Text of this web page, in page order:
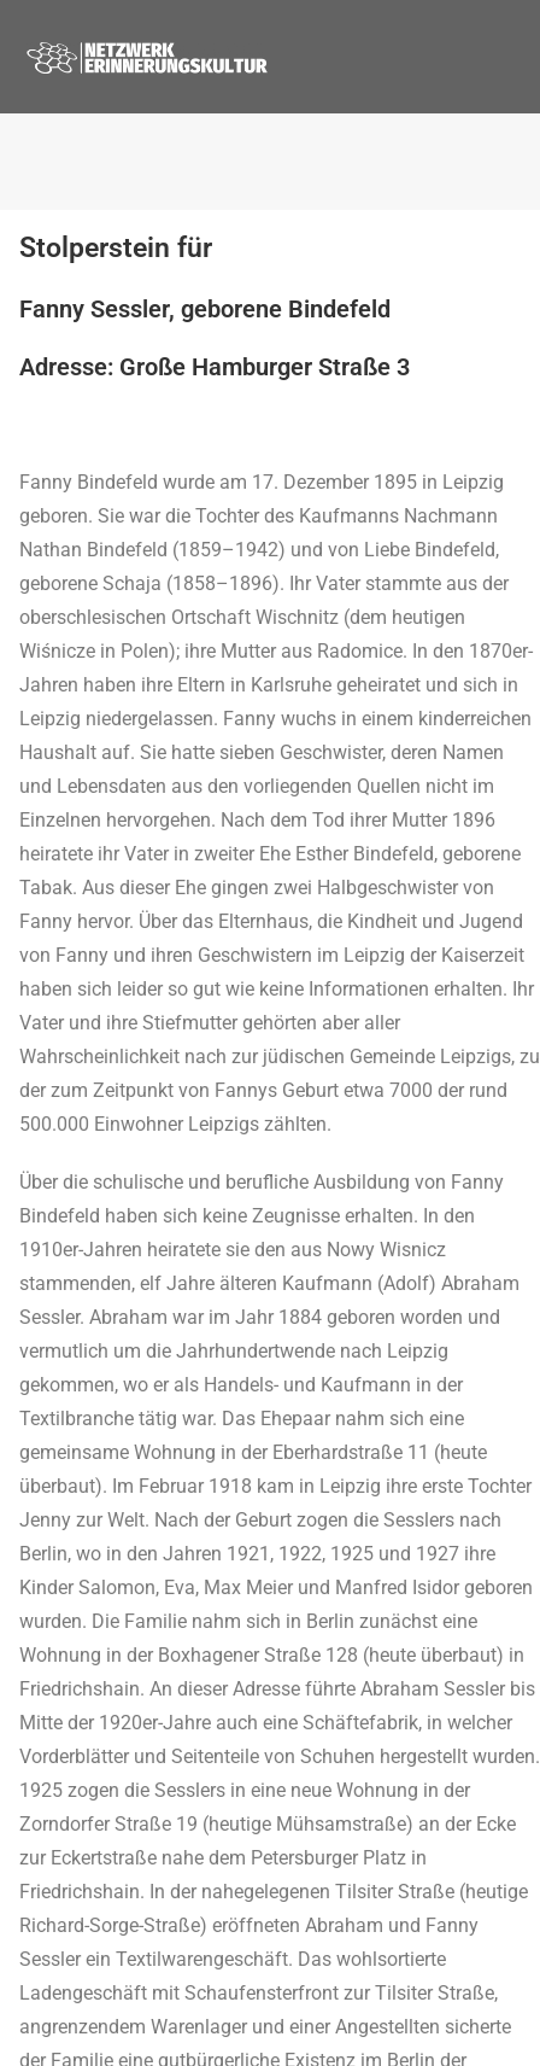
Stolperstein für
Fanny Sessler, geborene Bindefeld
Adresse: Große Hamburger Straße 3
Fanny Bindefeld wurde am 17. Dezember 1895 in Leipzig
geboren. Sie war die Tochter des Kaufmanns Nachmann
Nathan Bindefeld (1859–1942) und von Liebe Bindefeld,
geborene Schaja (1858–1896). Ihr Vater stammte aus der
oberschlesischen Ortschaft Wischnitz (dem heutigen
Wiśnicze in Polen); ihre Mutter aus Radomice. In den 1870er-
Jahren haben ihre Eltern in Karlsruhe geheiratet und sich in
Leipzig niedergelassen. Fanny wuchs in einem kinderreichen
Haushalt auf. Sie hatte sieben Geschwister, deren Namen
und Lebensdaten aus den vorliegenden Quellen nicht im
Einzelnen hervorgehen. Nach dem Tod ihrer Mutter 1896
heiratete ihr Vater in zweiter Ehe Esther Bindefeld, geborene
Tabak. Aus dieser Ehe gingen zwei Halbgeschwister von
Fanny hervor. Über das Elternhaus, die Kindheit und Jugend
von Fanny und ihren Geschwistern im Leipzig der Kaiserzeit
haben sich leider so gut wie keine Informationen erhalten. Ihr
Vater und ihre Stiefmutter gehörten aber aller
Wahrscheinlichkeit nach zur jüdischen Gemeinde Leipzigs, zu
der zum Zeitpunkt von Fannys Geburt etwa 7000 der rund
500.000 Einwohner Leipzigs zählten.
Über die schulische und berufliche Ausbildung von Fanny
Bindefeld haben sich keine Zeugnisse erhalten. In den
1910er-Jahren heiratete sie den aus Nowy Wisnicz
stammenden, elf Jahre älteren Kaufmann (Adolf) Abraham
Sessler. Abraham war im Jahr 1884 geboren worden und
vermutlich um die Jahrhundertwende nach Leipzig
gekommen, wo er als Handels- und Kaufmann in der
Textilbranche tätig war. Das Ehepaar nahm sich eine
gemeinsame Wohnung in der Eberhardstraße 11 (heute
überbaut). Im Februar 1918 kam in Leipzig ihre erste Tochter
Jenny zur Welt. Nach der Geburt zogen die Sesslers nach
Berlin, wo in den Jahren 1921, 1922, 1925 und 1927 ihre
Kinder Salomon, Eva, Max Meier und Manfred Isidor geboren
wurden. Die Familie nahm sich in Berlin zunächst eine
Wohnung in der Boxhagener Straße 128 (heute überbaut) in
Friedrichshain. An dieser Adresse führte Abraham Sessler bis
Mitte der 1920er-Jahre auch eine Schäftefabrik, in welcher
Vorderblätter und Seitenteile von Schuhen hergestellt wurden.
1925 zogen die Sesslers in eine neue Wohnung in der
Zorndorfer Straße 19 (heutige Mühsamstraße) an der Ecke
zur Eckertstraße nahe dem Petersburger Platz in
Friedrichshain. In der nahegelegenen Tilsiter Straße (heutige
Richard-Sorge-Straße) eröffneten Abraham und Fanny
Sessler ein Textilwarengeschäft. Das wohlsortierte
Ladengeschäft mit Schaufensterfront zur Tilsiter Straße,
angrenzendem Warenlager und einer Angestellten sicherte
der Familie eine gutbürgerliche Existenz im Berlin der